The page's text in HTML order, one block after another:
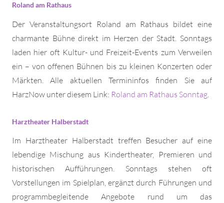
Roland am Rathaus
Der Veranstaltungsort Roland am Rathaus bildet eine
charmante Bühne direkt im Herzen der Stadt. Sonntags
laden hier oft Kultur- und Freizeit-Events zum Verweilen
ein – von offenen Bühnen bis zu kleinen Konzerten oder
Märkten. Alle aktuellen Termininfos finden Sie auf
HarzNow unter diesem Link: Roland am Rathaus Sonntag
Harztheater Halberstadt
Im Harztheater Halberstadt treffen Besucher auf eine
lebendige Mischung aus Kindertheater, Premieren und
historischen Aufführungen. Sonntags stehen oft
Vorstellungen im Spielplan, ergänzt durch Führungen und
programmbegleitende Angebote rund um das